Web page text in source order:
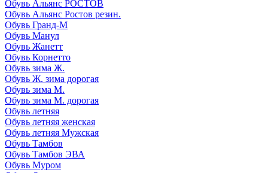
Обувь Альянс РОСТОВ
Обувь Альянс Ростов резин.
Обувь Гранд-М
Обувь Манул
Обувь Жанетт
Обувь Корнетто
Обувь зима Ж.
Обувь Ж. зима дорогая
Обувь зима М.
Обувь зима М. дорогая
Обувь летняя
Обувь летняя женская
Обувь летняя Мужская
Обувь Тамбов
Обувь Тамбов ЭВА
Обувь Муром